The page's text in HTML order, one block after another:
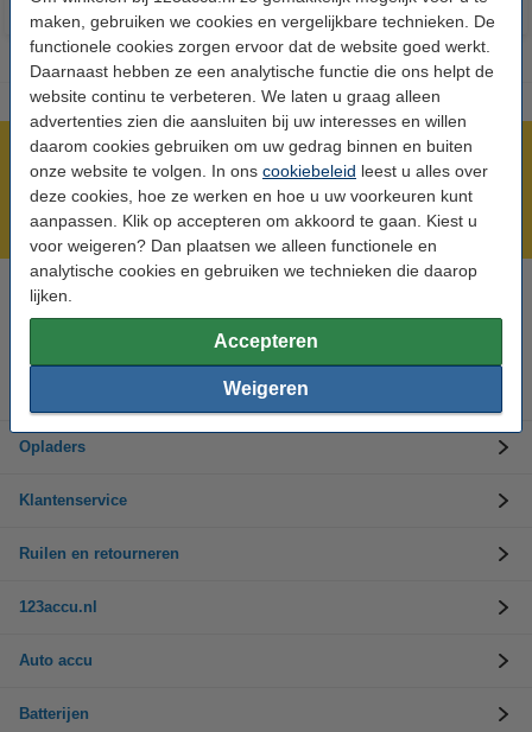
maken, gebruiken we cookies en vergelijkbare technieken. De
functionele cookies zorgen ervoor dat de website goed werkt.
Daarnaast hebben ze een analytische functie die ons helpt de
website continu te verbeteren. We laten u graag alleen
advertenties zien die aansluiten bij uw interesses en willen
daarom cookies gebruiken om uw gedrag binnen en buiten
onze website te volgen. In ons cookiebeleid leest u alles over
deze cookies, hoe ze werken en hoe u uw voorkeuren kunt
aanpassen. Klik op accepteren om akkoord te gaan. Kiest u
voor weigeren? Dan plaatsen we alleen functionele en
analytische cookies en gebruiken we technieken die daarop
lijken.
Accepteren
Weigeren
Meer dan 5 miljoen klanten!
Voor 23.59 uur besteld, morgen in huis!
Laagsteprijsgarantie!
Op werkdagen van 9.00 tot 17.30 uur
Opladers
Klantenservice
Ruilen en retourneren
123accu.nl
Auto accu
Batterijen